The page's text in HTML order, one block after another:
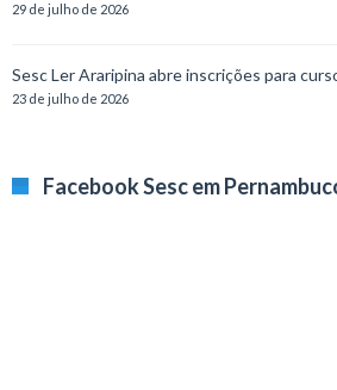
29 de julho de 2026
Sesc Ler Araripina abre inscrições para
23 de julho de 2026
Facebook Sesc em